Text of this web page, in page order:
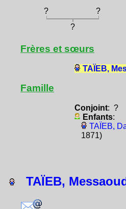
? ?
?
Frères et sœurs
TAÏEB,
Famille
Conjoint: ?
Enfants:
TAÏEB,
1871)
TAÏEB,